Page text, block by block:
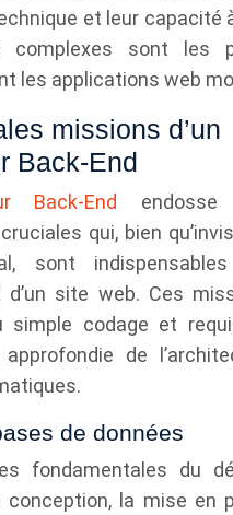
et leur capacité
complexes sont les
les applications web
missions d’un
Back-End
Back-End endosse
qui, bien
sont
d’un site web. Ces
simple codage et
approfondie de
de données
fondamentales du
conception, la mise en